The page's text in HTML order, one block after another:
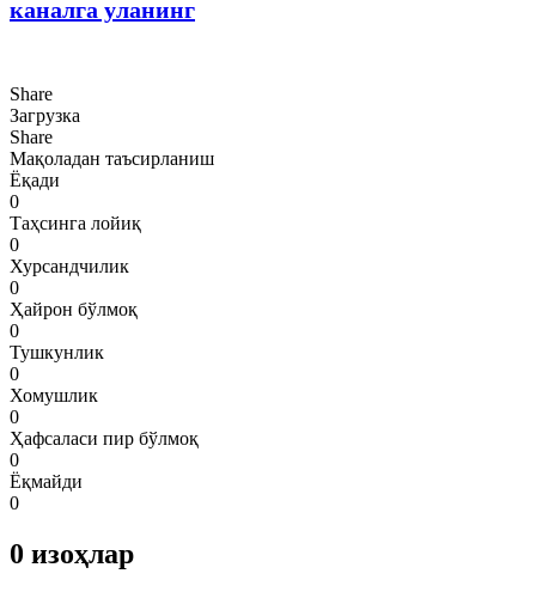
каналга уланинг
Share
Загрузка
Share
Мақоладан таъсирланиш
Ёқади
0
Таҳсинга лойиқ
0
Хурсандчилик
0
Ҳайрон бўлмоқ
0
Тушкунлик
0
Хомушлик
0
Ҳафсаласи пир бўлмоқ
0
Ёқмайди
0
0 изоҳлар